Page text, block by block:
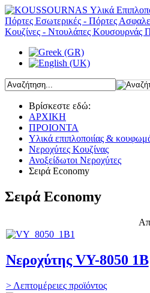
Βρίσκεστε εδώ:
ΑΡΧΙΚΗ
ΠΡΟΙΟΝΤΑ
Υλικά επιπλοποιίας &
Νεροχύτες Κουζίνας
Ανοξείδωτοι Νεροχύτες
Σειρά Economy
Σειρά Economy
Νεροχύτης VY-8050 1B
> Λεπτομέρειες προϊόντος